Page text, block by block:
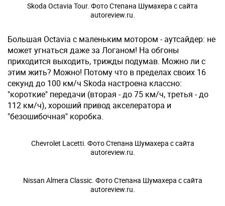
Skoda Octavia Tour. Фото Степана Шумахера с сайта
autoreview.ru.
Большая Octavia с маленьким мотором - аутсайдер: не
может угнаться даже за Логаном! На обгоны
приходится выходить, трижды подумав. Можно ли с
этим жить? Можно! Потому что в пределах своих 16
секунд до 100 км/ч Skoda настроена классно:
"короткие" передачи (вторая - до 75 км/ч, третья - до
112 км/ч), хороший привод акселератора и
"безошибочная" коробка.
Chevrolet Lacetti. Фото Степана Шумахера с сайта
autoreview.ru.
Nissan Almera Classic. Фото Степана Шумахера с сайта
autoreview.ru.